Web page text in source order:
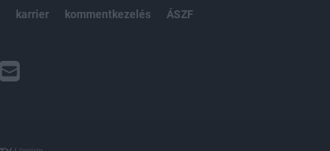
karrier kommentkezelés ÁSZF